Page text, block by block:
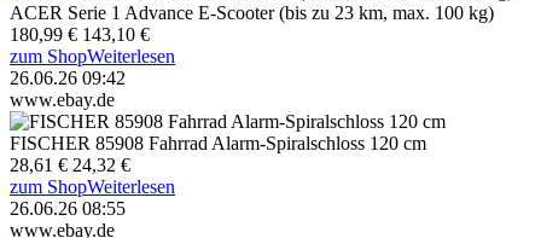
ACER Serie 1 Advance E-Scooter (bis zu 23 km, max. 100 kg)
180,99 € 143,10 €
zum ShopWeiterlesen
26.06.26 09:42
www.ebay.de
FISCHER 85908 Fahrrad Alarm-Spiralschloss 120 cm
28,61 € 24,32 €
zum ShopWeiterlesen
26.06.26 08:55
www.ebay.de